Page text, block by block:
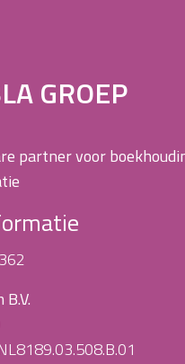
GROEP
partner voor